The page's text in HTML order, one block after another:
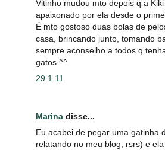
Vitinho mudou mto depois q a
apaixonado por ela desde o
É mto gostoso duas bolas de
casa, brincando junto, tomando
sempre aconselho a todos q
gatos ^^
29.1.11
Marina disse...
Eu acabei de pegar uma gatinha
relatando no meu blog, rsrs) e